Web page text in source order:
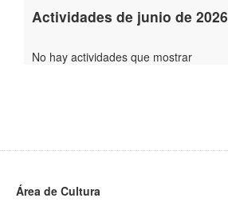
Actividades de junio de 2026
No hay actividades que mostrar
Área de Cultura